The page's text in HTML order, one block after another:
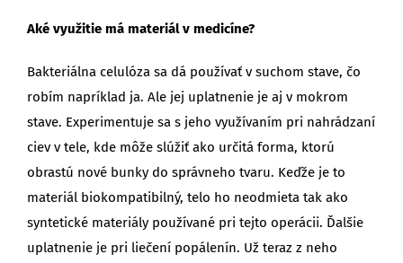
Aké využitie má materiál v medicíne?
Bakteriálna celulóza sa dá používať v suchom stave, čo
robím napríklad ja. Ale jej uplatnenie je aj v mokrom
stave. Experimentuje sa s jeho využívaním pri nahrádzaní
ciev v tele, kde môže slúžiť ako určitá forma, ktorú
obrastú nové bunky do správneho tvaru. Keďže je to
materiál biokompatibilný, telo ho neodmieta tak ako
syntetické materiály používané pri tejto operácii. Ďalšie
uplatnenie je pri liečení popálenín. Už teraz z neho